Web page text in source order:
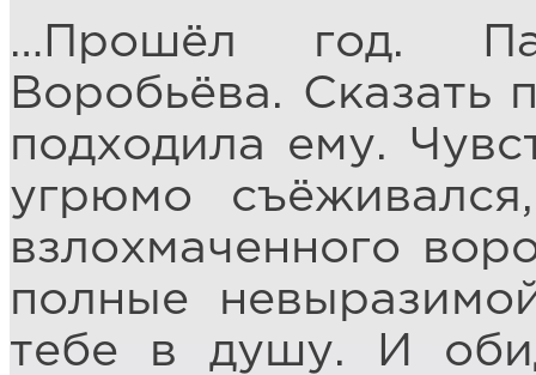
…Прошёл год.
Воробьёва. Сказать
подходила ему.
угрюмо
взлохмаченного
полные
тебе в душу. И